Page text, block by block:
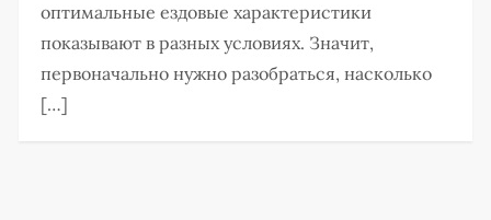
оптимальные ездовые характеристики
показывают в разных условиях. Значит,
первоначально нужно разобраться, насколько
[…]